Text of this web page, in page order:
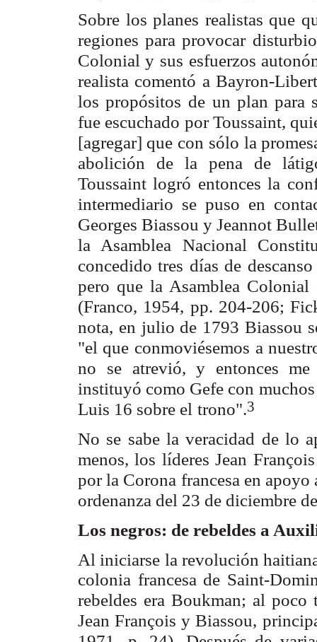
Sobre los planes realistas que
regiones para provocar
Colonial y sus esfuerzos
realista comentó a Bayron-
los propósitos de un plan para
fue escuchado por Toussaint,
[agregar] que con sólo la
abolición de la pena de
Toussaint logró entonces la
intermediario se puso en
Georges Biassou y Jeannot
la Asamblea
Nacional
concedido tres días de
pero que la Asamblea Colonial
(Franco, 1954, pp. 204-206;
nota, en julio de 1793 Biassou
"el que conmoviésemos a
no
se atrevió, y entonces
instituyó como Gefe con
Luis 16 sobre el trono".3
No se sabe la veracidad de lo
menos, los líderes Jean
por la Corona francesa en
ordenanza del 23 de diciembre
Los negros: de rebeldes a
Al iniciarse la revolución
colonia francesa de Saint-
rebeldes era Boukman; al poco
Jean François y Biassou,